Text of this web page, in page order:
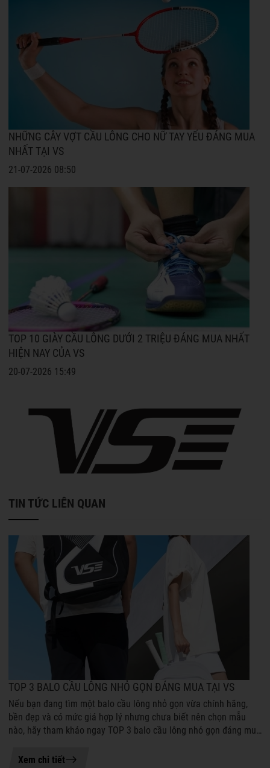
NHỮNG CÂY VỢT CẦU LÔNG CHO NỮ TAY YẾU ĐÁNG MUA
NHẤT TẠI VS
21-07-2026 08:50
TOP 10 GIÀY CẦU LÔNG DƯỚI 2 TRIỆU ĐÁNG MUA NHẤT
HIỆN NAY CỦA VS
20-07-2026 15:49
TIN TỨC LIÊN QUAN
04-08-2026 16:06
TOP 3 BALO CẦU LÔNG NHỎ GỌN ĐÁNG MUA TẠI VS
Nếu bạn đang tìm một balo cầu lông nhỏ gọn vừa chính hãng,
bền đẹp và có mức giá hợp lý nhưng chưa biết nên chọn mẫu
nào, hãy tham khảo ngay TOP 3 balo cầu lông nhỏ gọn đáng mua
Xem chi tiết